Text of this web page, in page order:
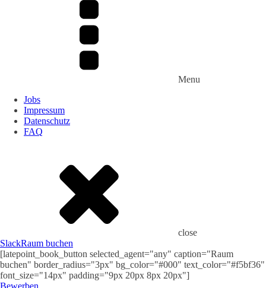
Menu
Jobs
Impressum
Datenschutz
FAQ
close
SlackRaum buchen
[latepoint_book_button selected_agent="any" caption="Raum
buchen" border_radius="3px" bg_color="#000" text_color="#f5bf36"
font_size="14px" padding="9px 20px 8px 20px"]
Bewerben